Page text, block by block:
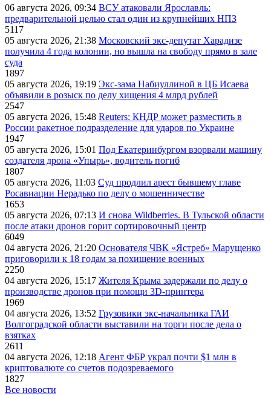
06 августа 2026, 09:34 ВСУ атаковали Ярославль:
предварительной целью стал один из крупнейших НПЗ
5117
05 августа 2026, 21:38 Московский экс-депутат Харадизе
получила 4 года колонии, но вышла на свободу прямо в зале
суда
1897
05 августа 2026, 19:19 Экс-зама Набиуллиной в ЦБ Исаева
объявили в розыск по делу хищения 4 млрд рублей
2547
05 августа 2026, 15:48 Reuters: КНДР может разместить в
России ракетное подразделение для ударов по Украине
1947
05 августа 2026, 15:01 Под Екатеринбургом взорвали машину
создателя дрона «Упырь», водитель погиб
1807
05 августа 2026, 11:03 Суд продлил арест бывшему главе
Росавиации Нерадько по делу о мошенничестве
1653
05 августа 2026, 07:13 И снова Wildberries. В Тульской области
после атаки дронов горит сортировочный центр
6049
04 августа 2026, 21:20 Основателя ЧВК «Ястреб» Марущенко
приговорили к 18 годам за похищение военных
2250
04 августа 2026, 15:17 Жителя Крыма задержали по делу о
производстве дронов при помощи 3D‑принтера
1969
04 августа 2026, 13:52 Грузовики экс-начальника ГАИ
Волгоградской области выставили на торги после дела о
взятках
2611
04 августа 2026, 12:18 Агент ФБР украл почти $1 млн в
криптовалюте со счетов подозреваемого
1827
Все новости